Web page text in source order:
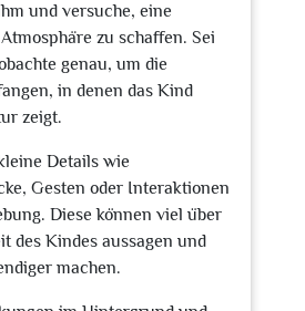
und versuche, eine
zu schaffen. Sei
genau, um die
in denen das Kind
zeigt.
Details wie
Gesten oder Interaktionen
Diese können viel über
des Kindes aussagen und
machen.